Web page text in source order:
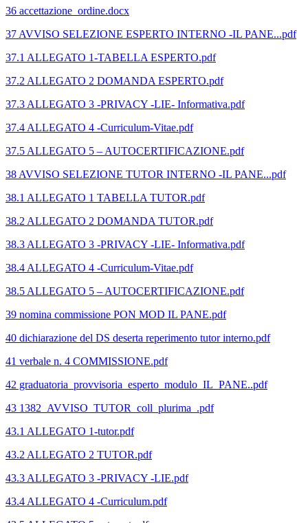
36 accettazione_ordine.docx
37 AVVISO SELEZIONE ESPERTO INTERNO -IL PANE...pdf
37.1 ALLEGATO 1-TABELLA ESPERTO.pdf
37.2 ALLEGATO 2 DOMANDA ESPERTO.pdf
37.3 ALLEGATO 3 -PRIVACY -LIE- Informativa.pdf
37.4 ALLEGATO 4 -Curriculum-Vitae.pdf
37.5 ALLEGATO 5 – AUTOCERTIFICAZIONE.pdf
38 AVVISO SELEZIONE TUTOR INTERNO -IL PANE...pdf
38.1 ALLEGATO 1 TABELLA TUTOR.pdf
38.2 ALLEGATO 2 DOMANDA TUTOR.pdf
38.3 ALLEGATO 3 -PRIVACY -LIE- Informativa.pdf
38.4 ALLEGATO 4 -Curriculum-Vitae.pdf
38.5 ALLEGATO 5 – AUTOCERTIFICAZIONE.pdf
39 nomina commissione PON MOD IL PANE.pdf
40 dichiarazione del DS deserta reperimento tutor interno.pdf
41 verbale n. 4 COMMISSIONE.pdf
42 graduatoria_provvisoria_esperto_modulo_IL_PANE..pdf
43 1382_AVVISO_TUTOR_coll_plurima_.pdf
43.1 ALLEGATO 1-tutor.pdf
43.2 ALLEGATO 2 TUTOR.pdf
43.3 ALLEGATO 3 -PRIVACY -LIE.pdf
43.4 ALLEGATO 4 -Curriculum.pdf